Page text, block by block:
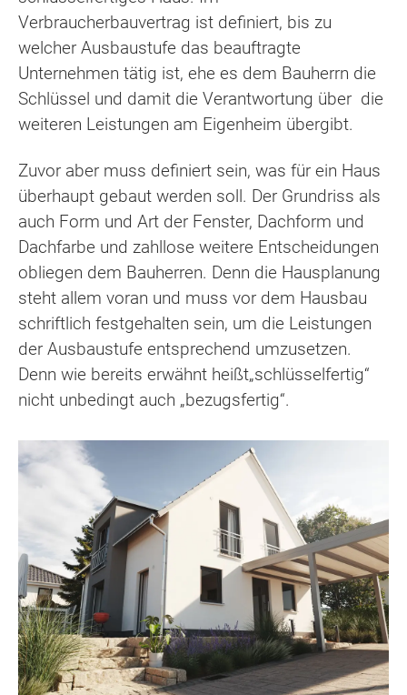
Verbraucherbauvertrag ist definiert, bis zu
welcher Ausbaustufe das beauftragte
Unternehmen tätig ist, ehe es dem Bauherrn die
Schlüssel und damit die Verantwortung über die
weiteren Leistungen am Eigenheim übergibt.
Zuvor aber muss definiert sein, was für ein Haus
überhaupt gebaut werden soll. Der Grundriss als
auch Form und Art der Fenster, Dachform und
Dachfarbe und zahllose weitere Entscheidungen
obliegen dem Bauherren. Denn die Hausplanung
steht allem voran und muss vor dem Hausbau
schriftlich festgehalten sein, um die Leistungen
der Ausbaustufe entsprechend umzusetzen.
Denn wie bereits erwähnt heißt„schlüsselfertig“
nicht unbedingt auch „bezugsfertig“.